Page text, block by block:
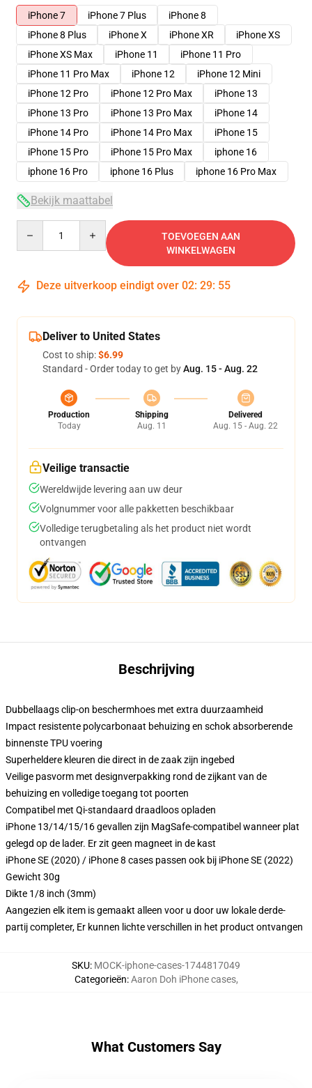
iPhone 7
iPhone 7 Plus
iPhone 8
iPhone 8 Plus
iPhone X iPhone XR
iPhone XS
iPhone XS Max
iPhone 11
iPhone 11 Pro
iPhone 11 Pro Max
iPhone 12
iPhone 12 Mini
iPhone 12 Pro
iPhone 12 Pro Max
iPhone 13
iPhone 13 Pro
iPhone 13 Pro Max
iPhone 14
iPhone 14 Pro
iPhone 14 Pro Max
iPhone 15
iPhone 15 Pro
iPhone 15 Pro Max
iphone 16
iphone 16 Pro
iphone 16 Plus iphone 16 Pro Max
Bekijk maattabel
TOEVOEGEN AAN
WINKELWAGEN
Deze uitverkoop eindigt over 02: 29: 54
Deliver to United States
Cost to ship:$6.99
Standard - Order today to get byAug. 15 - Aug. 22
Production
Today
Shipping
Aug. 11
Delivered
Aug. 15 - Aug. 22
Veilige transactie
Wereldwijde levering aan uw deur
Volgnummer voor alle pakketten beschikbaar
Volledige terugbetaling als het product niet wordt
ontvangen
Beschrijving
Dubbellaags clip-on beschermhoes met extra duurzaamheid
Impact resistente polycarbonaat behuizing en schok absorberende
binnenste TPU voering
Superheldere kleuren die direct in de zaak zijn ingebed
Veilige pasvorm met designverpakking rond de zijkant van de
behuizing en volledige toegang tot poorten
Compatibel met Qi-standaard draadloos opladen
iPhone 13/14/15/16 gevallen zijn MagSafe-compatibel wanneer plat
gelegd op de lader. Er zit geen magneet in de kast
iPhone SE (2020) / iPhone 8 cases passen ook bij iPhone SE (2022)
Gewicht 30g
Dikte 1/8 inch (3mm)
Aangezien elk item is gemaakt alleen voor u door uw lokale derde-
partij completer, Er kunnen lichte verschillen in het product ontvangen
SKU: MOCK-iphone-cases-1744817049
Categorieën:Aaron Doh iPhone cases,
What Customers Say